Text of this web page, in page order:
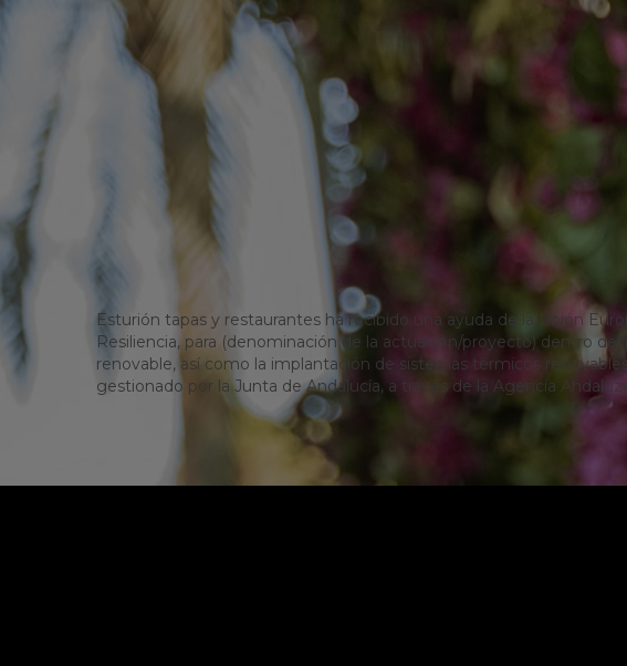
Esturión tapas y restaurantes ha recibido una ayuda de la Unión
Resiliencia, para (denominación de la actuación/proyecto) dentro
renovable, así como la implantación de sistemas térmicos
gestionado por la Junta de Andalucía, a través de la Agencia